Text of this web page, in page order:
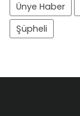
Ünye Haber
Şüpheli